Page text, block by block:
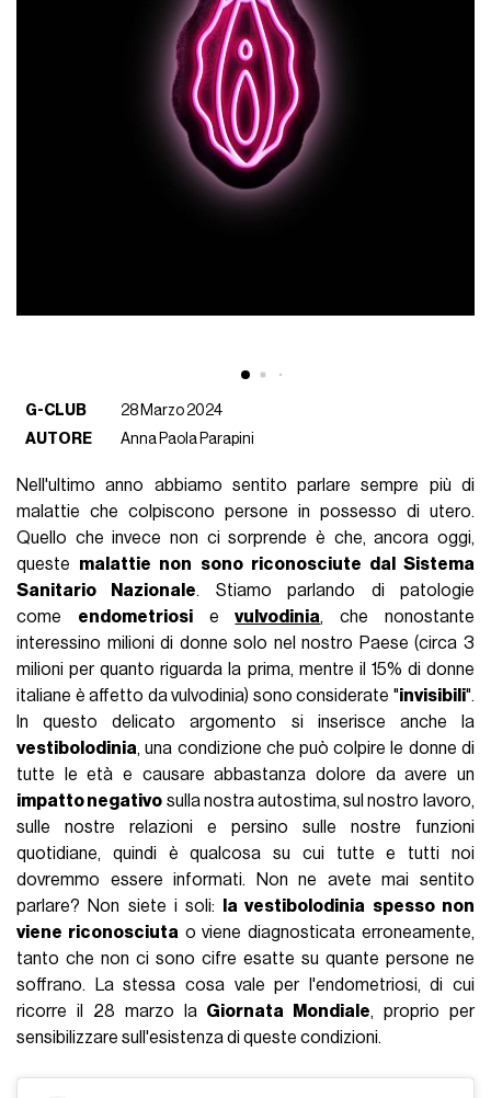
G-CLUB
28 Marzo 2024
AUTORE
Anna Paola Parapini
Nell'ultimo anno abbiamo sentito parlare sempre più di
malattie che colpiscono persone in possesso di utero.
Quello che invece non ci sorprende è che, ancora oggi,
queste malattie non sono riconosciute dal Sistema
Sanitario Nazionale. Stiamo parlando di patologie
come endometriosievulvodinia, che nonostante
interessino milioni di donne solo nel nostro Paese (circa 3
milioni per quanto riguarda la prima, mentre il 15% di donne
italiane è affetto da vulvodinia) sono considerate "invisibili".
In questo delicato argomento si inserisce anche la
vestibolodinia, una condizione che può colpire le donne di
tutte le età e causare abbastanza dolore da avere un
impatto negativo sulla nostra autostima, sul nostro lavoro,
sulle nostre relazioni e persino sulle nostre funzioni
quotidiane, quindi è qualcosa su cui tutte e tutti noi
dovremmo essere informati. Non ne avete mai sentito
parlare? Non siete i soli:
la vestibolodinia spesso non
viene riconosciutao viene diagnosticata erroneamente,
tanto che non ci sono cifre esatte su quante persone ne
soffrano. La stessa cosa vale per l'endometriosi, di cui
ricorre il 28 marzo la Giornata Mondiale, proprio per
sensibilizzare sull'esistenza di queste condizioni.